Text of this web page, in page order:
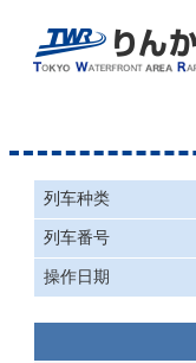
列车种类
列车番号
操作日期